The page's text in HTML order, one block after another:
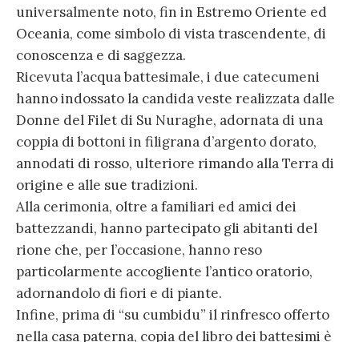
universalmente noto, fin in Estremo Oriente ed
Oceania, come simbolo di vista trascendente, di
conoscenza e di saggezza.
Ricevuta l’acqua battesimale, i due catecumeni
hanno indossato la candida veste realizzata dalle
Donne del Filet di Su Nuraghe, adornata di una
coppia di bottoni in filigrana d’argento dorato,
annodati di rosso, ulteriore rimando alla Terra di
origine e alle sue tradizioni.
Alla cerimonia, oltre a familiari ed amici dei
battezzandi, hanno partecipato gli abitanti del
rione che, per l’occasione, hanno reso
particolarmente accogliente l’antico oratorio,
adornandolo di fiori e di piante.
Infine, prima di “su cumbidu” il rinfresco offerto
nella casa paterna, copia del libro dei battesimi è